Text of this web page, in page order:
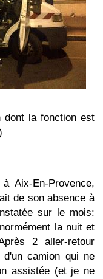
dont la fonction est
Aix-En-Provence,
de son absence à
sur le mois:
la nuit et
2 aller-retour
d'un camion qui ne
assistée (et je ne